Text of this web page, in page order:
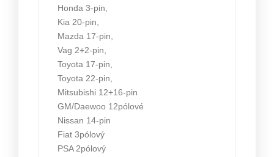
Honda 3-pin,
Kia 20-pin,
Mazda 17-pin,
Vag 2+2-pin,
Toyota 17-pin,
Toyota 22-pin,
Mitsubishi 12+16-pin
GM/Daewoo 12pólové
Nissan 14-pin
Fiat 3pólový
PSA 2pólový